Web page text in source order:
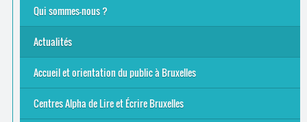
Qui sommes-nous ?
Analphabétisme et illettrisme
L’alphabétisation populaire
Le mouvement Lire et Écrire
Nos missions
... Tous les articles
Actualités
Offres d’emploi du secteur à Bruxelles
La rentrée 2026-27
Pour être belge à la plage…
A vos agendas ! Alpha bruxellois, mobilise-toi !
Inauguration du Centre Alpha Forest de Lire et Écrire
Bruxelles
... Tous les articles
Accueil et orientation du public à Bruxelles
8 Points Accueil
Publics concernés ?
Que proposons-nous ?
Qui sommes-nous ?
Centres Alpha de Lire et Écrire Bruxelles